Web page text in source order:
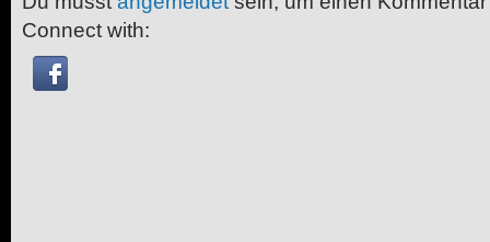
Connect with: